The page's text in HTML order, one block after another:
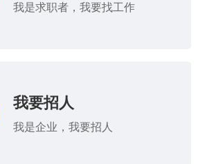
我是求职者，我要找工作
我要招人
我是企业，我要招人